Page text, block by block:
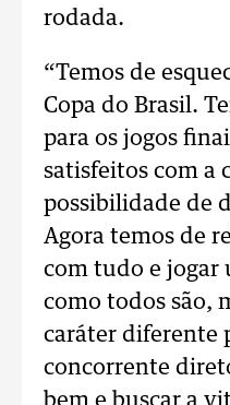
rodada.
“Temos de
Copa do Brasil.
para os jogos
satisfeitos com a
possibilidade de
Agora temos de
com tudo e jogar
como todos são,
caráter diferente
concorrente
bem e buscar a